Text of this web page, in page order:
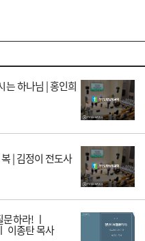
는 하나님 | 홍인희
| 김정이 전도사
하라! ㅣ
이종탄 목사